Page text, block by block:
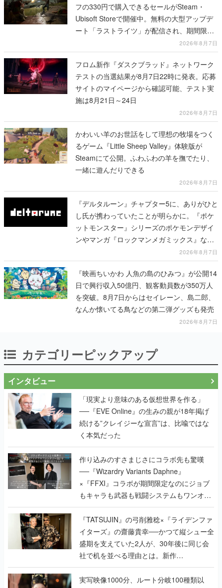
フの330円で購入できるセールがSteam・
Ubisoft Storeで開催中。無料の大型アップデ
ート「ラストライツ」が配信され、期間限定
の無料プレイや過去作の無料配布も2026年8月7日
フロム新作『ダスクブラッド』ネットワーク
テストの当選結果が8月7日22時に発表。応募
サイトのマイページから確認可能、テスト実
施は8月21日～24日
2026年8月7日
かわいい羊のお世話をして理想の牧場をつく
るゲーム『Little Sheep Valley』体験版が
Steamにて公開。ふわふわの羊を撫でたり、
一緒に遊んだりできる
2026年8月7日
『デルタルーン』チャプター5に、ありがひと
し氏が携わっていたことが明らかに。『ポケ
ットモンスター』シリーズのポケモンデザイ
ンやマンガ『ロックマンメガミックス』など
2026年8月7日
『映画ちいかわ 人魚の島のひみつ』が公開14
日で興行収入50億円、観客動員数が350万人
を突破。8月7日からはセイレーン、島二郎、
なんか懐いてる鳥などの第二弾グッズも発売
2026年8月7日
カテゴリーピックアップ
インタビュー
「現実より意味のある仮想世界を作る」
──『EVE Online』の生みの親が18年掲げ
続ける”クレイジーな宣言”は、比喩ではな
く本気だった
作り込みのすさまじさにコラボ先も驚嘆
──『Wizardry Variants Daphne』
×『FFXI』コラボが期間限定なのにジョブ
もキャラも武器も戦闘システムもワンオフ
で作り込まれた理由を両ディレクターに聞
く
『TATSUJIN』の弓削雅稔×『ライデンファ
イターズ』の齋藤貴幸──かつて縦シュー全
盛期を支えていた2人が、30年後に同じ会
社で机を並べる理由とは。新作
『TATSUJIN EXTREME』で初タッグを組
んだレジェンド2人に訊く開発秘話
実写映像1000分、ルート分岐100種類以